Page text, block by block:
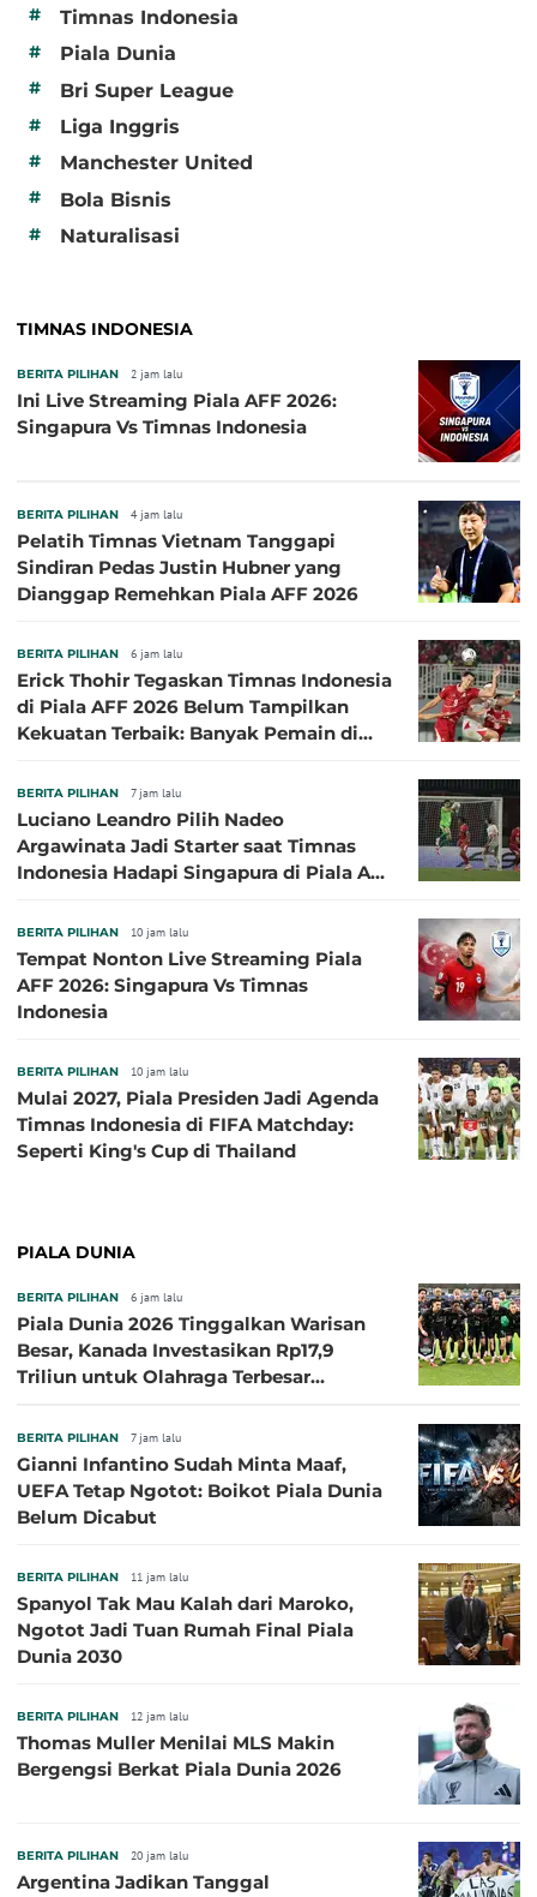
#
Timnas Indonesia
# Piala Dunia
# Bri Super League
# Liga Inggris
# Manchester United
# Bola Bisnis
# Naturalisasi
TIMNAS INDONESIA
BERITA PILIHAN 2 jam lalu
Ini Live Streaming Piala AFF 2026:
Singapura Vs Timnas Indonesia
BERITA PILIHAN 4 jam lalu
Pelatih Timnas Vietnam Tanggapi
Sindiran Pedas Justin Hubner yang
Dianggap Remehkan Piala AFF 2026
BERITA PILIHAN 6 jam lalu
Erick Thohir Tegaskan Timnas Indonesia
di Piala AFF 2026 Belum Tampilkan
Kekuatan Terbaik: Banyak Pemain di
BERITA PILIHAN 7 jam lalu
Luciano Leandro Pilih Nadeo
Argawinata Jadi Starter saat Timnas
Indonesia Hadapi Singapura di Piala AFF
BERITA PILIHAN 10 jam lalu
Tempat Nonton Live Streaming Piala
AFF 2026: Singapura Vs Timnas
Indonesia
BERITA PILIHAN 10 jam lalu
Mulai 2027, Piala Presiden Jadi Agenda
Timnas Indonesia di FIFA Matchday:
Seperti King's Cup di Thailand
PIALA DUNIA
BERITA PILIHAN 6 jam lalu
Piala Dunia 2026 Tinggalkan Warisan
Besar, Kanada Investasikan Rp17,9
Triliun untuk Olahraga Terbesar
BERITA PILIHAN 7 jam lalu
Gianni Infantino Sudah Minta Maaf,
UEFA Tetap Ngotot: Boikot Piala Dunia
Belum Dicabut
BERITA PILIHAN 11 jam lalu
Spanyol Tak Mau Kalah dari Maroko,
Ngotot Jadi Tuan Rumah Final Piala
Dunia 2030
BERITA PILIHAN 12 jam lalu
Thomas Muller Menilai MLS Makin
Bergengsi Berkat Piala Dunia 2026
BERITA PILIHAN 20 jam lalu
Argentina Jadikan Tanggal